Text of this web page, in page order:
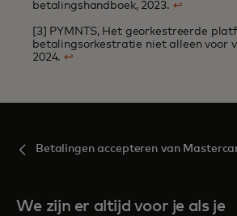
betalingshandboek, 2023. ↩
[3] PYMNTS, Het georkestreerde
betalingsorkestratie niet alleen voor
2024.↩
Betalingen accepteren van
We zijn er altijd voor je als je